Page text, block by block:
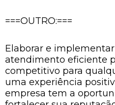
===OUTRO:===
Elaborar e
atendimento eficiente
competitivo para
uma experiência
empresa tem a